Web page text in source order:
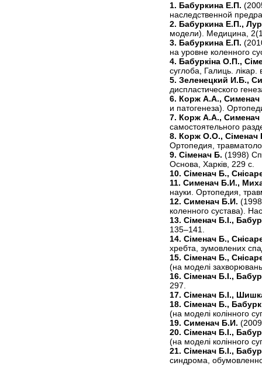
1. Бабуркина Е.П.
наследственной
2. Бабуркина Е.П.,
модели). Медицина,
3. Бабуркина Е.П.
на уровне коленного
4. Бабуркіна О.П.,
суглоба, Галиць.
5. Зеленецкий И.Б.,
диспластического
6. Корж А.А.,
и патогенеза).
7. Корж А.А.,
самостоятельного
8. Корж О.О., Сіменач
Ортопедия,
9. Сіменач Б. (1998)
Основа, Харків, 229 с.
10. Сіменач Б.,
11. Сименач Б.И.,
науки. Ортопедия,
12. Сименач Б.И.
коленного сустава).
13. Сіменач Б.І.,
135–141.
14. Сіменач Б.,
хребта, зумовлених
15. Сіменач Б.,
(на моделі
16. Сіменач Б.І.,
297.
17. Сіменач Б.І.,
18. Сіменач Б.,
(на моделі колінного
19. Сименач Б.И.
20. Сіменач Б.І.,
(на моделі колінного
21. Сіменач Б.І.,
синдрома,